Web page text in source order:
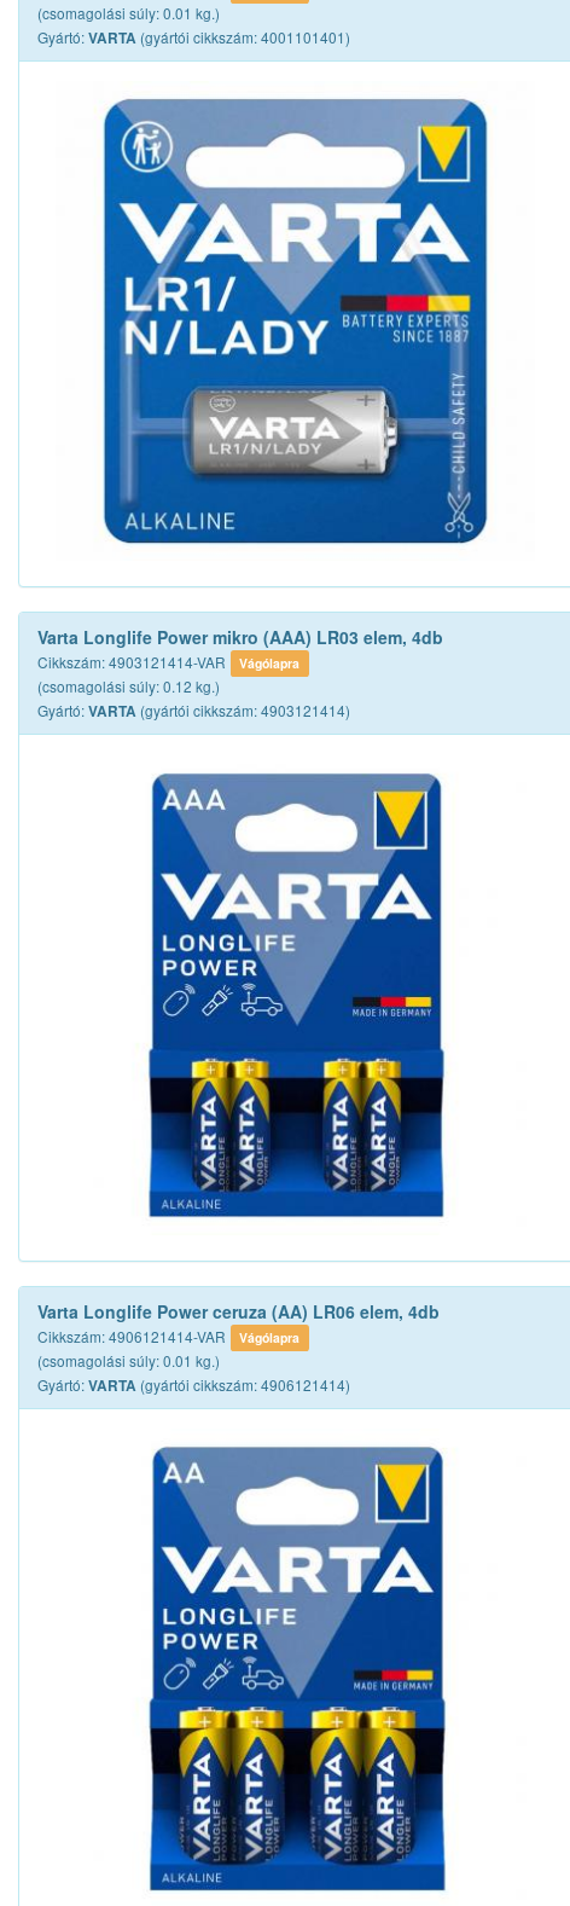
(csomagolási súly: 0.01 kg.)
Gyártó:VARTA (gyártói cikkszám: 4001101401)
Varta Longlife Power mikro (AAA) LR03 elem, 4db
Cikkszám: 4903121414-VAR Vágólapra
(csomagolási súly: 0.12 kg.)
Gyártó:VARTA (gyártói cikkszám: 4903121414)
Varta Longlife Power ceruza (AA) LR06 elem, 4db
Cikkszám: 4906121414-VAR Vágólapra
(csomagolási súly: 0.01 kg.)
Gyártó:VARTA (gyártói cikkszám: 4906121414)